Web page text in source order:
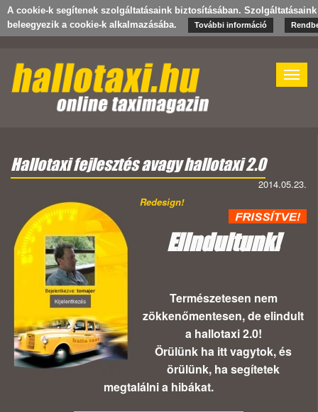
A cookie-k segítenek szolgáltatásaink biztosításában.
beleegyezik a cookie-k alkalmazásába.
További információ
Toggle
Hallotaxi fejlesztés avagy hallotaxi 2.0
2014.05.23.
Redesign!
Elindultunk!
Természetesen nem
zökkenőmentesen, de elindult
a hallotaxi 2.0!
Örülünk ha itt vagytok, és
örülünk, ha segítetek
megtalálni a hibákat.